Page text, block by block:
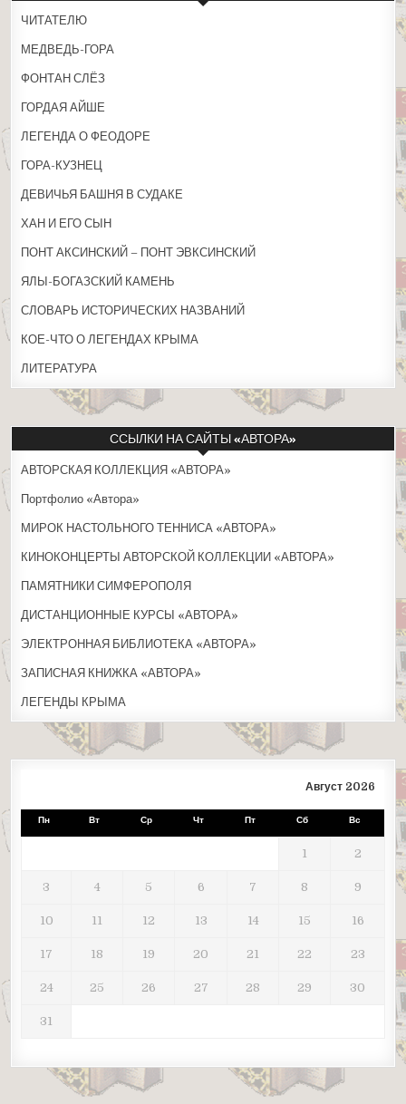
ЧИТАТЕЛЮ
МЕДВЕДЬ-ГОРА
ФОНТАН СЛЁЗ
ГОРДАЯ АЙШЕ
ЛЕГЕНДА О ФЕОДОРЕ
ГОРА-КУЗНЕЦ
ДЕВИЧЬЯ БАШНЯ В СУДАКЕ
ХАН И ЕГО СЫН
ПОНТ АКСИНСКИЙ – ПОНТ ЭВКСИНСКИЙ
ЯЛЫ-БОГАЗСКИЙ КАМЕНЬ
СЛОВАРЬ ИСТОРИЧЕСКИХ НАЗВАНИЙ
КОЕ-ЧТО О ЛЕГЕНДАХ КРЫМА
ЛИТЕРАТУРА
ССЫЛКИ НА САЙТЫ «АВТОРА»
АВТОРСКАЯ КОЛЛЕКЦИЯ «АВТОРА»
Портфолио «Автора»
МИРОК НАСТОЛЬНОГО ТЕННИСА «АВТОРА»
КИНОКОНЦЕРТЫ АВТОРСКОЙ КОЛЛЕКЦИИ «АВТОРА»
ПАМЯТНИКИ СИМФЕРОПОЛЯ
ДИСТАНЦИОННЫЕ КУРСЫ «АВТОРА»
ЭЛЕКТРОННАЯ БИБЛИОТЕКА «АВТОРА»
ЗАПИСНАЯ КНИЖКА «АВТОРА»
ЛЕГЕНДЫ КРЫМА
Август 2026
Пн Вт Ср Чт Пт Сб Вс
1 2
3 4 5 6 7 8 9
10 11 12 13 14 15 16
17 18 19 20 21 22 23
24 25 26 27 28 29 30
31